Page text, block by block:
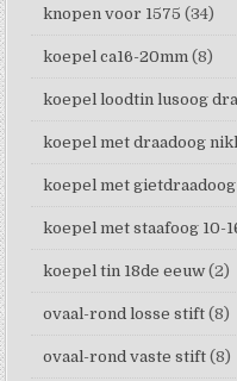
knopen voor 1575 (34)
koepel ca16-20mm (8)
koepel loodtin lusoog
koepel met draadoog
koepel met gietdraadoog
koepel met staafoog 10-
koepel tin 18de eeuw (2)
ovaal-rond losse stift (8)
ovaal-rond vaste stift (8)